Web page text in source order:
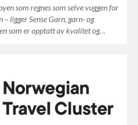
som regnes som selve vuggen for
ligger Sense Garn, garn- og
som er opptatt av kvalitet og…